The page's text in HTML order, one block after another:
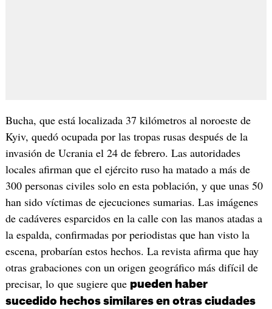
Bucha, que está localizada 37 kilómetros al noroeste de
Kyiv, quedó ocupada por las tropas rusas después de la
invasión de Ucrania el 24 de febrero. Las autoridades
locales afirman que el ejército ruso ha matado a más de
300 personas civiles solo en esta población, y que unas 50
han sido víctimas de ejecuciones sumarias. Las imágenes
de cadáveres esparcidos en la calle con las manos atadas a
la espalda, confirmadas por periodistas que han visto la
escena, probarían estos hechos. La revista afirma que hay
otras grabaciones con un origen geográfico más difícil de
precisar, lo que sugiere que pueden haber
sucedido hechos similares en otras ciudades